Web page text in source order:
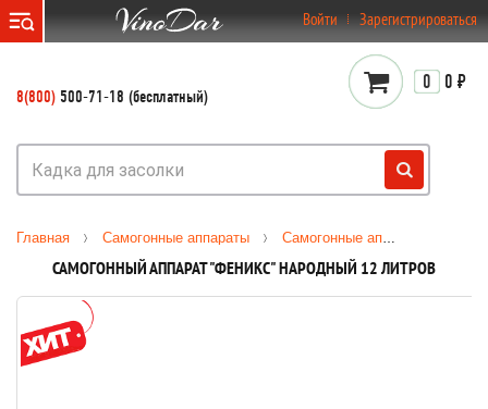
Войти Зарегистрироваться
8(800) 500-71-18 (бесплатный)
0 0 ₽
Главная Самогонные аппараты Самогонные аппараты
САМОГОННЫЙ АППАРАТ "ФЕНИКС" НАРОДНЫЙ 12 ЛИТРОВ